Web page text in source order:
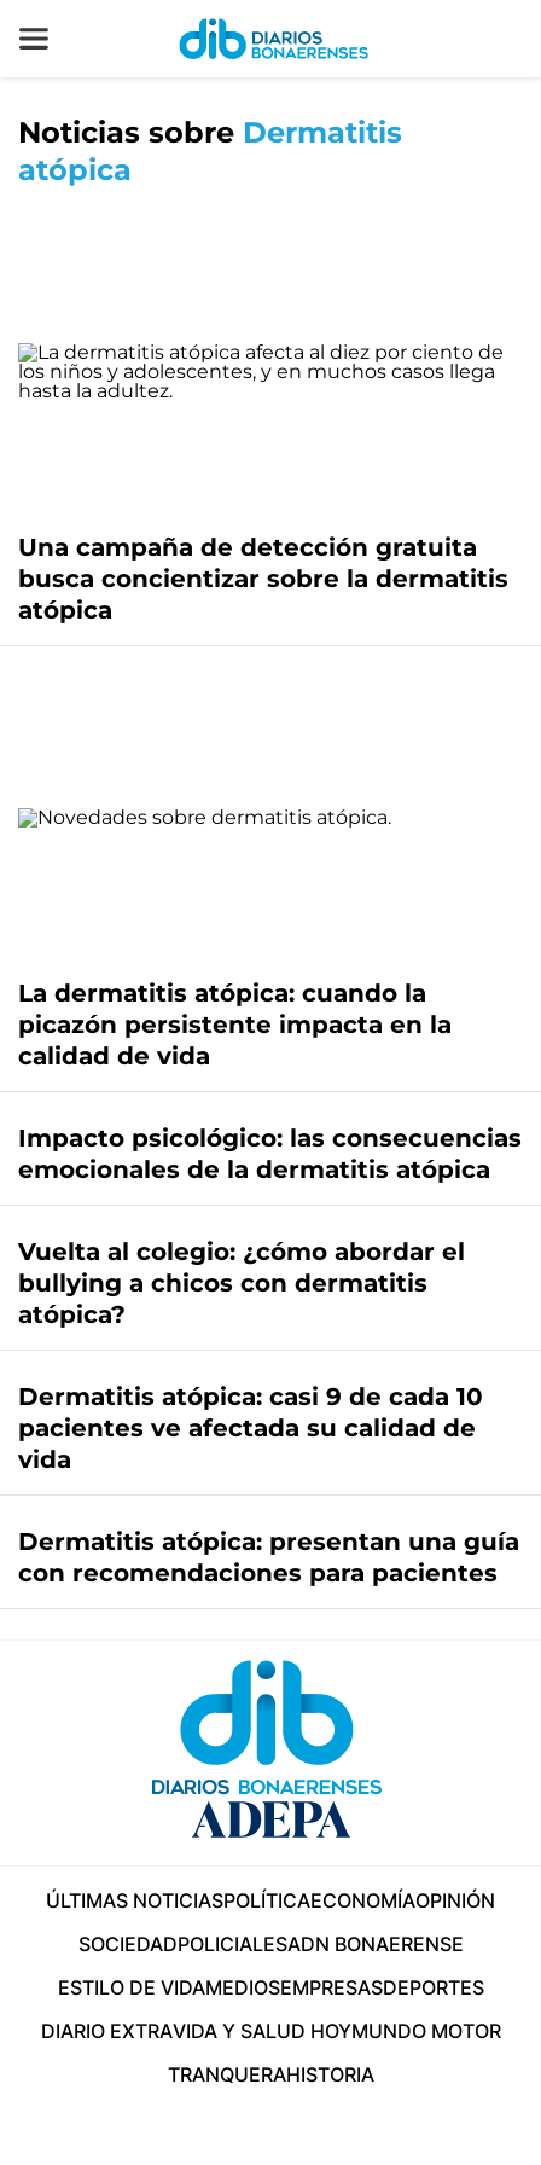
Noticias sobre Dermatitis
atópica
Una campaña de detección gratuita
busca concientizar sobre la dermatitis
atópica
La dermatitis atópica: cuando la
picazón persistente impacta en la
calidad de vida
Impacto psicológico: las consecuencias
emocionales de la dermatitis atópica
Vuelta al colegio: ¿cómo abordar el
bullying a chicos con dermatitis
atópica?
Dermatitis atópica: casi 9 de cada 10
pacientes ve afectada su calidad de
vida
Dermatitis atópica: presentan una guía
con recomendaciones para pacientes
ÚLTIMAS NOTICIASPOLÍTICAECONOMÍAOPINIÓN
SOCIEDADPOLICIALESADN BONAERENSE
ESTILO DE VIDAMEDIOSEMPRESASDEPORTES
DIARIO EXTRAVIDA Y SALUD HOYMUNDO MOTOR
TRANQUERAHISTORIA